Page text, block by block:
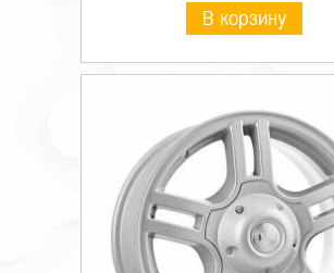
В корзину